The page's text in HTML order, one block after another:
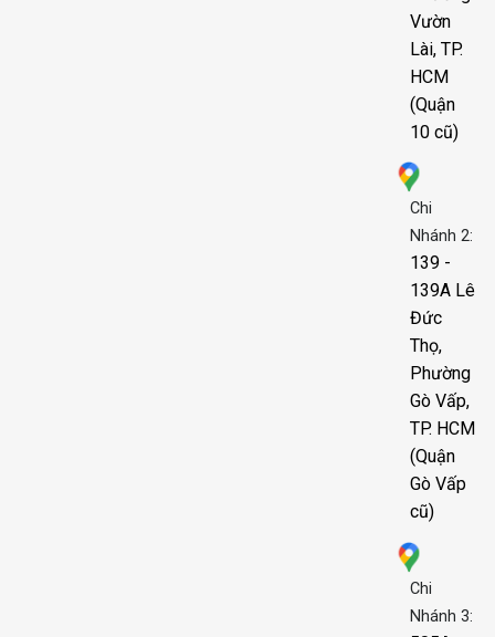
Vườn
Lài, TP.
HCM
(Quận
10 cũ)
Chi
Nhánh 2:
139 -
139A Lê
Đức
Thọ,
Phường
Gò Vấp,
TP. HCM
(Quận
Gò Vấp
cũ)
Chi
Nhánh 3: